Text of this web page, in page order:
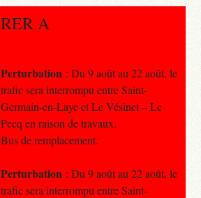
RER A
Perturbation : Du 9 août au 22 août, le
trafic sera interrompu entre Saint-
Germain-en-Laye et Le Vésinet – Le
Pecq en raison de travaux.
Bus de remplacement.
Perturbation : Du 9 août au 22 août, le
trafic sera interrompu entre Saint-